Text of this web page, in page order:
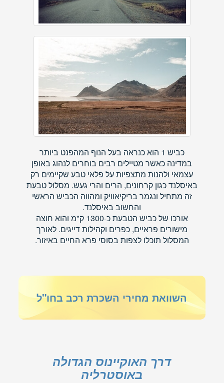
כביש 1 הוא כנראה בעל הנוף המהפנט ביותר
במדינה כאשר מטיילים רבים בוחרים לנהוג באופן
עצמאי ולהנות מתצפיות על פלאי טבע שקיימים רק
באיסלנד כגון קרחונים, הרים והרי געש. מסלול טבעת
זה מתחיל ונגמר בריקיאוויק ומהווה הכביש הראשי
והחשוב באיסלנד.
אורכו של כביש הטבעת כ-1300 ק"מ והוא חוצה
מישורים פראיים, כפרים וקהילות דייגים. לאורך
המסלול תוכלו לצפות בסוסי פרא החיים באיזור.
השוואת מחירי השכרת רכב בחו"ל
דרך האוקיינוס הגדולה
באוסטרליה